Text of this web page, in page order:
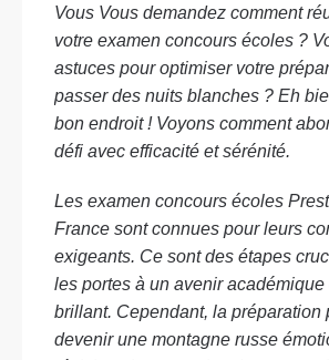
Vous Vous demandez comment
votre examen concours écoles ?
astuces pour optimiser votre
passer des nuits blanches ? Eh
bon endroit ! Voyons comment
défi avec efficacité et sérénité.
Les examen concours écoles
France sont connues pour leurs
exigeants. Ce sont des étapes
les portes à un avenir
brillant. Cependant, la préparation
devenir une montagne russe